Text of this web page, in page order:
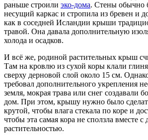
раньше строили эко-дома. Стены обычно
несущий каркас и стропила из бревен и
как в соседней Исландии крыши
травой. Она давала дополнительную
холода и осадков.
И всё же, родиной растительных крыш
Там на кровлю из сухой коры клали
сверху дерновой слой около 15 см.
требовал дополнительного укрепления
земля, мокрая трава или снег создавали
дом. При этом, крышу нужно было
крутой, чтобы влага стекала по коре и
чтобы эта самая кора не сползла вместе с
растительностью.